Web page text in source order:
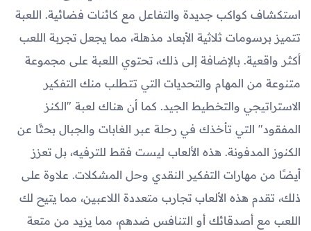
استكشاف كواكب جديدة والتفاعل مع كائنات فضائية. اللعبة
تتميز برسومات ثلاثية الأبعاد مذهلة، مما يجعل تجربة اللعب
أكثر واقعية. بالإضافة إلى ذلك، تحتوي اللعبة على مجموعة
متنوعة من المهام والتحديات التي تتطلب منك التفكير
الاستراتيجي والتخطيط الجيد. كما أن هناك لعبة "الكنز
المفقود" التي تأخذك في رحلة عبر الغابات والجبال بحثًا عن
الكنوز المدفونة. هذه الألعاب ليست فقط للترفيه، بل تعزز
أيضًا من مهارات التفكير النقدي وحل المشكلات. علاوة على
ذلك، تقدم هذه الألعاب تجارب متعددة اللاعبين، مما يتيح لك
اللعب مع أصدقائك أو التنافس ضدهم، مما يزيد من متعة